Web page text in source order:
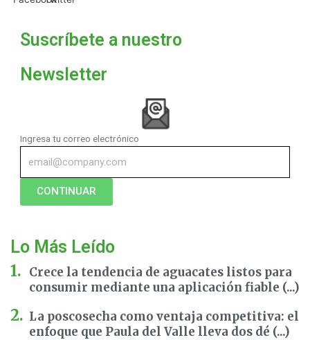
Suscríbete a nuestro
Newsletter
Ingresa tu correo electrónico
CONTINUAR
Lo Más Leído
Crece la tendencia de aguacates listos para
consumir mediante una aplicación fiable (...)
La poscosecha como ventaja competitiva: el
enfoque que Paula del Valle lleva dos dé (...)